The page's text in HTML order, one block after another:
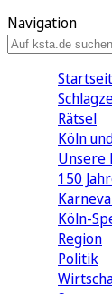
Navigation
Rätsel
Köln
Unsere
150
Köln-
Region
Politik